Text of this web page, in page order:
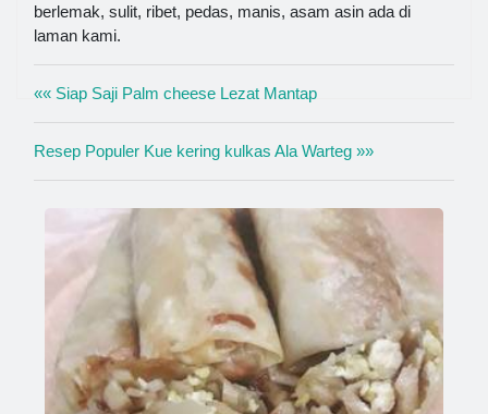
berlemak, sulit, ribet, pedas, manis, asam asin ada di
laman kami.
«« Siap Saji Palm cheese Lezat Mantap
Resep Populer Kue kering kulkas Ala Warteg »»